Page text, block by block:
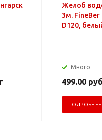
Желоб
3м. FineBer
D120,
Много
499.00 руб
ПОДРОБНЕЕ